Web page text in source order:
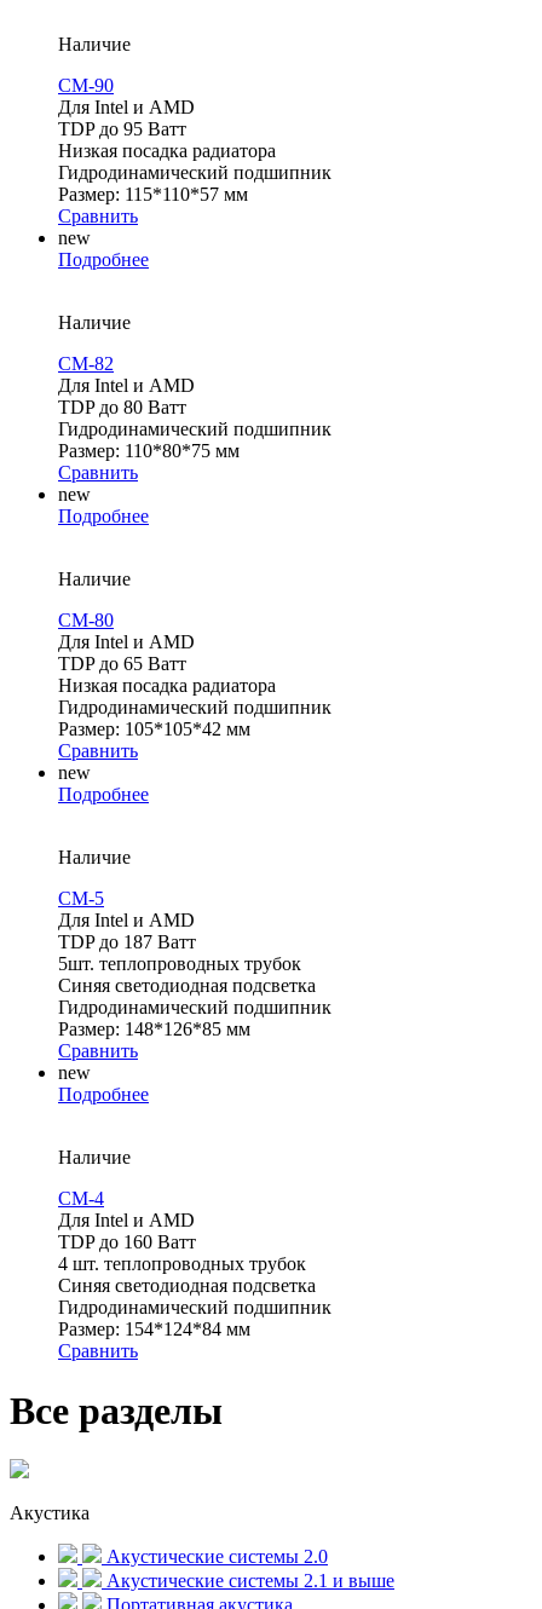
Наличие
CM-90
Для Intel и AMD
TDP до 95 Ватт
Низкая посадка радиатора
Гидродинамический подшипник
Размер: 115*110*57 мм
Сравнить
new
Подробнее
Наличие
CM-82
Для Intel и AMD
TDP до 80 Ватт
Гидродинамический подшипник
Размер: 110*80*75 мм
Сравнить
new
Подробнее
Наличие
CM-80
Для Intel и AMD
TDP до 65 Ватт
Низкая посадка радиатора
Гидродинамический подшипник
Размер: 105*105*42 мм
Сравнить
new
Подробнее
Наличие
CM-5
Для Intel и AMD
TDP до 187 Ватт
5шт. теплопроводных трубок
Синяя светодиодная подсветка
Гидродинамический подшипник
Размер: 148*126*85 мм
Сравнить
new
Подробнее
Наличие
CM-4
Для Intel и AMD
TDP до 160 Ватт
4 шт. теплопроводных трубок
Синяя светодиодная подсветка
Гидродинамический подшипник
Размер: 154*124*84 мм
Сравнить
Все разделы
Акустика
Акустические системы 2.0
Акустические системы 2.1 и выше